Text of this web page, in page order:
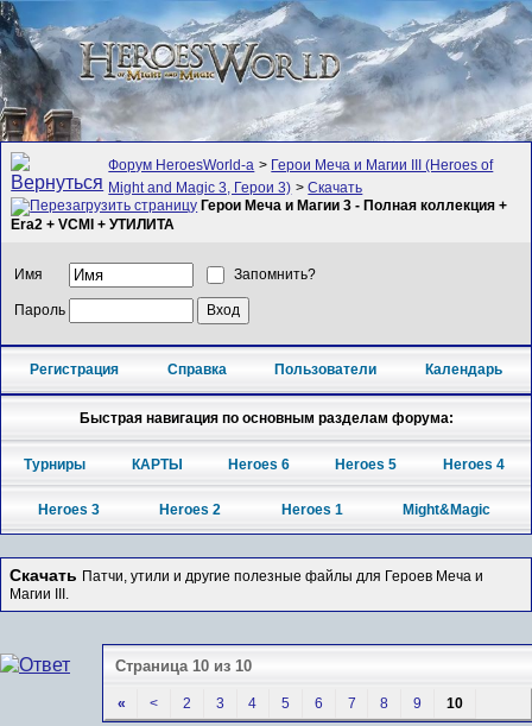
Форум HeroesWorld-а > Герои Меча и Магии III (Heroes of
Might and Magic 3, Герои 3) >Скачать
Герои Меча и Магии 3 - Полная коллекция +
Era2 + VCMI + УТИЛИТА
Имя Запомнить?
Пароль
Регистрация Справка Пользователи Календарь
Быстрая навигация по основным разделам форума:
Турниры КАРТЫ Heroes 6 Heroes 5 Heroes 4
Heroes 3 Heroes 2 Heroes 1 Might&Magic
Скачать Патчи, утили и другие полезные файлы для Героев Меча и
Магии III.
Страница 10 из 10
« < 2 3 4 5 6 7 8 9 10